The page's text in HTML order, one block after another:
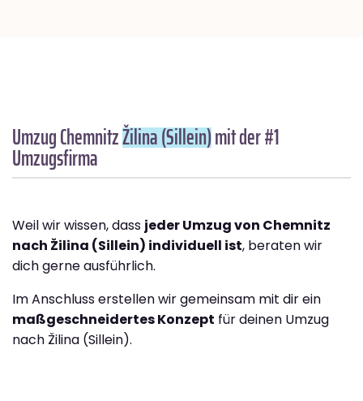
Umzug ChemnitzŽilina (Sillein)mit der #1
Umzugsfirma
Weil wir wissen, dass jeder Umzug von Chemnitz
nach Žilina (Sillein) individuell ist, beraten wir
dich gerne ausführlich.
Im Anschluss erstellen wir gemeinsam mit dir ein
maßgeschneidertes Konzept für deinen Umzug
nach Žilina (Sillein).